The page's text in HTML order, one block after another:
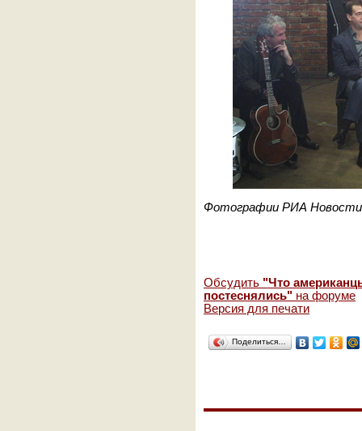
Фотографии РИА
Обсудить "Что
постеснялись" на форуме
Версия для печати
Поделиться…